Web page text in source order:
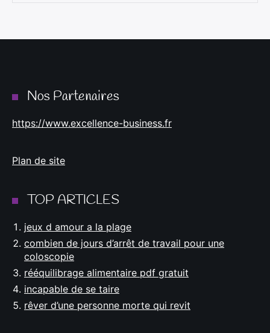
Nos Partenaires
https://www.excellence-business.fr
Plan de site
TOP ARTICLES
jeux d amour a la plage
combien de jours d’arrêt de travail pour une
coloscopie
rééquilibrage alimentaire pdf gratuit
incapable de se taire
rêver d’une personne morte qui revit